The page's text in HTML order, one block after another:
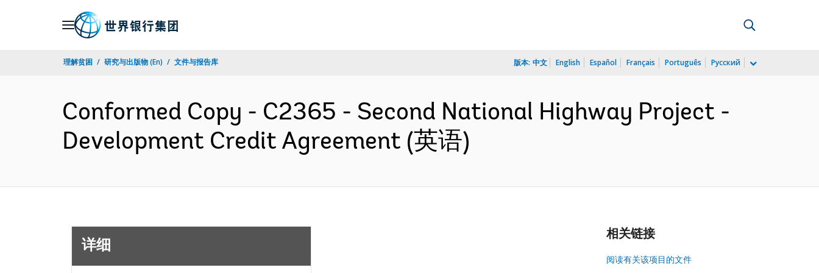
理解贫困 研究与出版物 (En) 文件与报告库 版本: 中文 English Español Français Português Русский
Conformed Copy - C2365 - Second National Highway Project -
Development Credit Agreement (英语)
详细
相关链接
阅读有关该项目的文件